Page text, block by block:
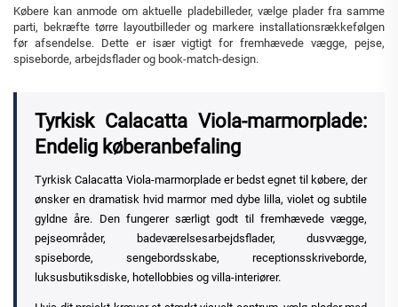
Købere kan anmode om aktuelle pladebilleder, vælge plader fra samme
parti, bekræfte tørre layoutbilleder og markere installationsrækkefølgen
før afsendelse. Dette er især vigtigt for fremhævede vægge, pejse,
spiseborde, arbejdsflader og book-match-design.
Tyrkisk Calacatta Viola-marmorplade:
Endelig køberanbefaling
Tyrkisk Calacatta Viola-marmorplade er bedst egnet til købere, der
ønsker en dramatisk hvid marmor med dybe lilla, violet og subtile
gyldne åre. Den fungerer særligt godt til fremhævede vægge,
pejseområder, badeværelsesarbejdsflader, dusvvægge,
spiseborde, sengebordsskabe, receptionsskriveborde,
luksusbutiksdiske, hotellobbies og villa-interiører.